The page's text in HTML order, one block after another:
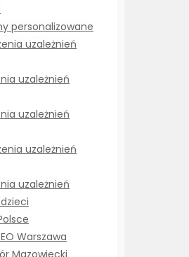
personalizowane
uzależnień
uzależnień
uzależnień
uzależnień
uzależnień
Warszawa
Mazowiecki